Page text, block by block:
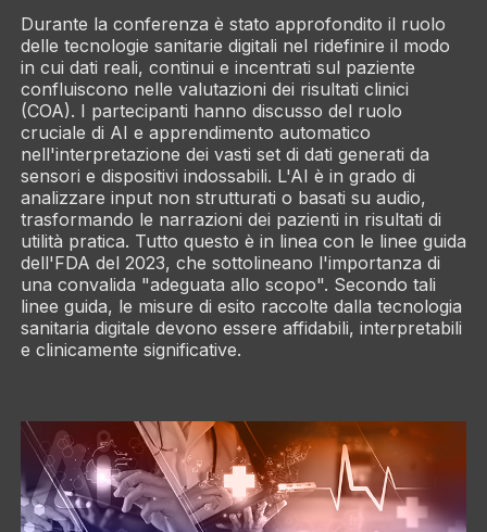
Durante la conferenza è stato approfondito il ruolo
delle tecnologie sanitarie digitali nel ridefinire il modo
in cui dati reali, continui e incentrati sul paziente
confluiscono nelle valutazioni dei risultati clinici
(COA). I partecipanti hanno discusso del ruolo
cruciale di AI e apprendimento automatico
nell'interpretazione dei vasti set di dati generati da
sensori e dispositivi indossabili. L'AI è in grado di
analizzare input non strutturati o basati su audio,
trasformando le narrazioni dei pazienti in risultati di
utilità pratica. Tutto questo è in linea con le linee guida
dell'FDA del 2023, che sottolineano l'importanza di
una convalida "adeguata allo scopo". Secondo tali
linee guida, le misure di esito raccolte dalla tecnologia
sanitaria digitale devono essere affidabili, interpretabili
e clinicamente significative.